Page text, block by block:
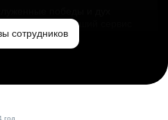
и создаём лучший сервис
сотрудников
год